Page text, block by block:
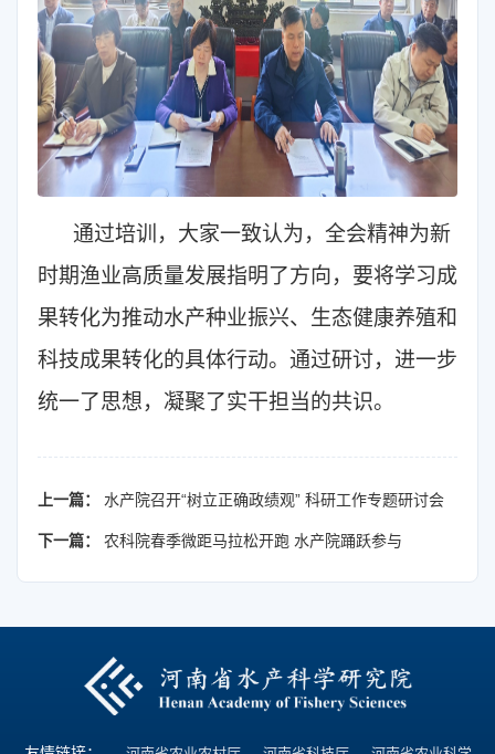
通过培训，大家一致认为，全会精神为新
时期渔业高质量发展指明了方向，要将学习成
果转化为推动水产种业振兴、生态健康养殖和
科技成果转化的具体行动。通过研讨，进一步
统一了思想，凝聚了实干担当的共识。
上一篇： 水产院召开“树立正确政绩观” 科研工作专题研讨会
下一篇： 农科院春季微距马拉松开跑 水产院踊跃参与